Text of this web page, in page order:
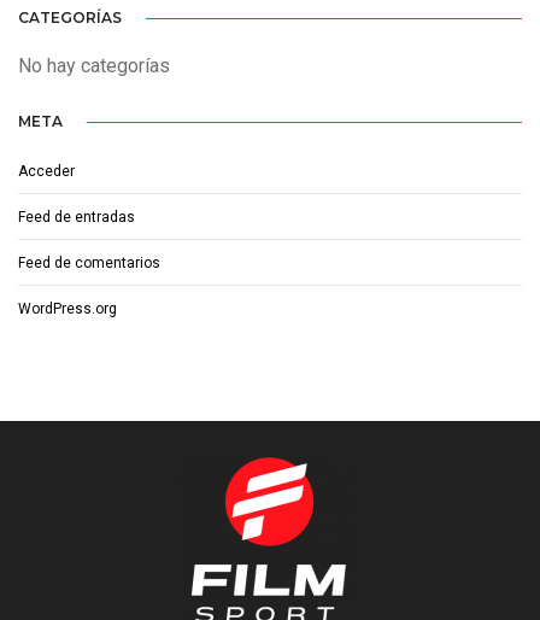
CATEGORÍAS
No hay categorías
META
Acceder
Feed de entradas
Feed de comentarios
WordPress.org